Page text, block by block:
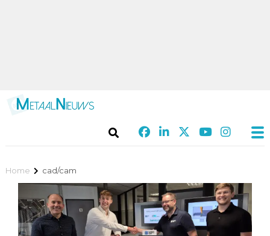
Home cad/cam